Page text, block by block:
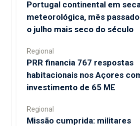
Portugal continental em
meteorológica, mês
o julho mais seco do século
Regional
PRR financia 767 respostas
habitacionais nos Açores
investimento de 65 ME
Regional
Missão cumprida: militares